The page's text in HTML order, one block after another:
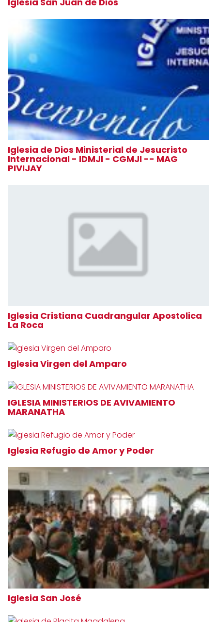
Iglesia de Dios Ministerial de Jesucristo
Internacional - IDMJI - CGMJI -- MAG
PIVIJAY
Iglesia Cristiana Cuadrangular Apostolica
La Roca
Iglesia Virgen del Amparo
IGLESIA MINISTERIOS DE AVIVAMIENTO
MARANATHA
Iglesia Refugio de Amor y Poder
Iglesia San José